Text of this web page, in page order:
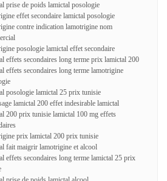
prise de poids lamictal posologie
effet secondaire lamictal posologie
contre indication lamotrigine nom
posologie lamictal effet secondaire
effets secondaires long terme prix lamictal 200
effets secondaires long terme lamotrigine
posologie lamictal 25 prix tunisie
lamictal 200 effet indesirable lamictal
200 prix tunisie lamictal 100 mg effets
prix lamictal 200 prix tunisie
fait maigrir lamotrigine et alcool
effets secondaires long terme lamictal 25 prix